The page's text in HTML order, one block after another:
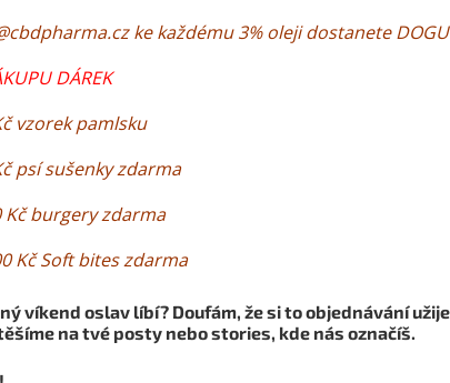
ke každému 3% oleji dostanete
DÁREK
vzorek pamlsku
psí sušenky zdarma
Kč burgery zdarma
Kč Soft bites zdarma
víkend oslav líbí? Doufám, že si to objednávání
na tvé posty nebo stories, kde nás označíš.